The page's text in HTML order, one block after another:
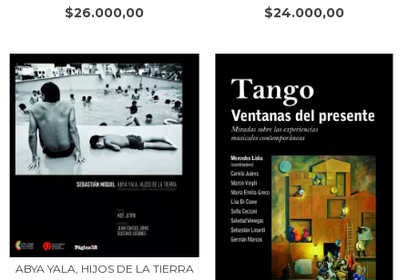
$26.000,00 $24.000,00
ABYA YALA, HIJOS DE LA TIERRA